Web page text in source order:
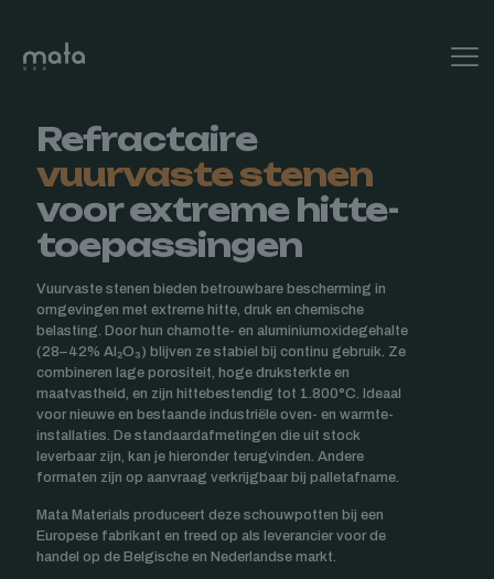
Refractaire
vuurvaste stenen
voor extreme hitte-
toepassingen
Vuurvaste stenen bieden betrouwbare bescherming in
omgevingen met extreme hitte, druk en chemische
belasting. Door hun chamotte- en aluminiumoxidegehalte
(28–42% Al₂O₃) blijven ze stabiel bij continu gebruik. Ze
combineren lage porositeit, hoge druksterkte en
maatvastheid, en zijn hittebestendig tot 1.800°C. Ideaal
voor nieuwe en bestaande industriële oven- en warmte-
installaties. De standaardafmetingen die uit stock
leverbaar zijn, kan je hieronder terugvinden. Andere
formaten zijn op aanvraag verkrijgbaar bij palletafname.
Mata Materials produceert deze schouwpotten bij een
Europese fabrikant en treed op als leverancier voor de
handel op de Belgische en Nederlandse markt.